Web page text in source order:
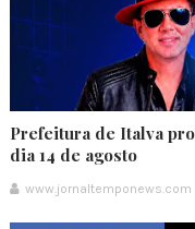
Prefeitura de Italva
dia 14 de agosto
www.jornaltemponews.com